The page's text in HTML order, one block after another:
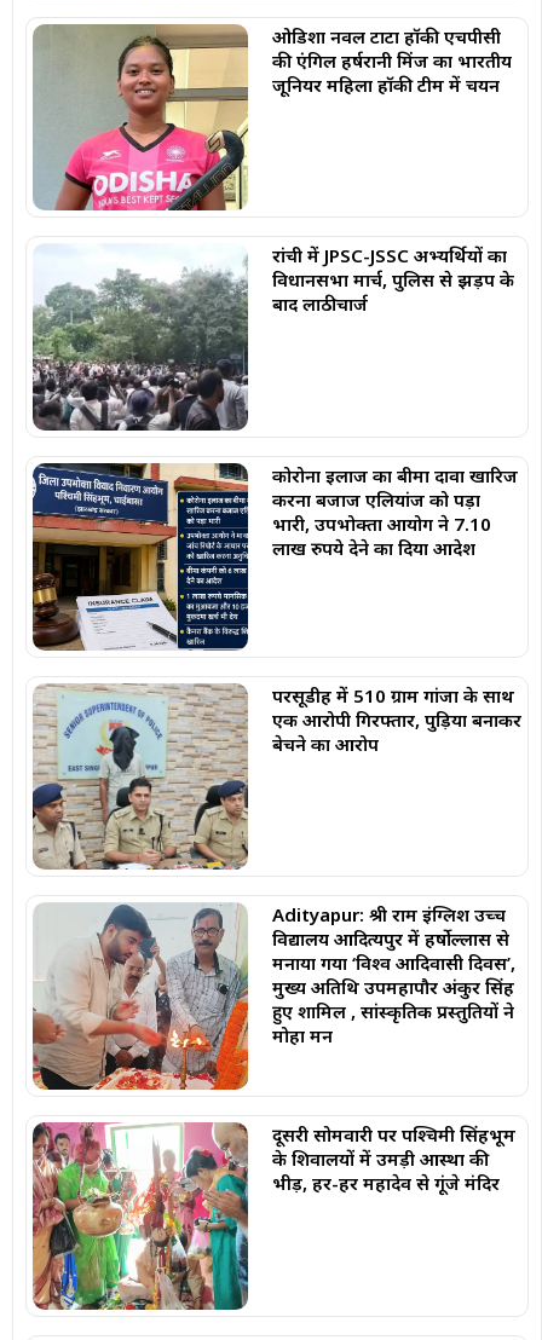
ओडिशा नवल टाटा हॉकी एचपीसी
की एंगिल हर्षरानी मिंज का भारतीय
जूनियर महिला हॉकी टीम में चयन
रांची में JPSC-JSSC अभ्यर्थियों का
विधानसभा मार्च, पुलिस से झड़प के
बाद लाठीचार्ज
कोरोना इलाज का बीमा दावा खारिज
करना बजाज एलियांज को पड़ा
भारी, उपभोक्ता आयोग ने 7.10
लाख रुपये देने का दिया आदेश
परसूडीह में 510 ग्राम गांजा के साथ
एक आरोपी गिरफ्तार, पुड़िया बनाकर
बेचने का आरोप
Adityapur: श्री राम इंग्लिश उच्च
विद्यालय आदित्यपुर में हर्षोल्लास से
मनाया गया ‘विश्व आदिवासी दिवस’,
मुख्य अतिथि उपमहापौर अंकुर सिंह
हुए शामिल , सांस्कृतिक प्रस्तुतियों ने
मोहा मन
दूसरी सोमवारी पर पश्चिमी सिंहभूम
के शिवालयों में उमड़ी आस्था की
भीड़, हर-हर महादेव से गूंजे मंदिर